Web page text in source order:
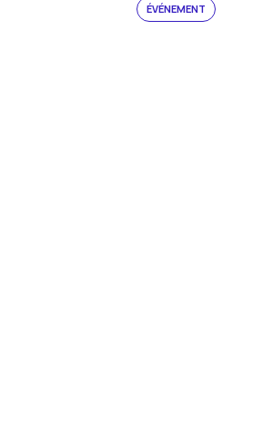
ÉVÉNEMENT